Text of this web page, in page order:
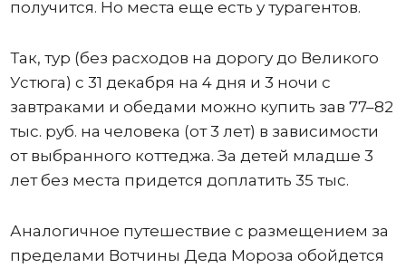
получится. Но места еще есть у турагентов.
Так, тур (без расходов на дорогу до Великого
Устюга) с 31 декабря на 4 дня и 3 ночи с
завтраками и обедами можно купить зав 77–82
тыс. руб. на человека (от 3 лет) в зависимости
от выбранного коттеджа. За детей младше 3
лет без места придется доплатить 35 тыс.
Аналогичное путешествие с размещением за
пределами Вотчины Деда Мороза обойдется